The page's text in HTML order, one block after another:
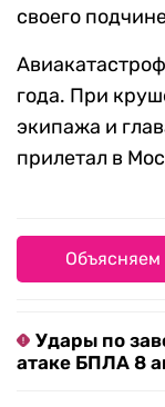
своего
года. При
экипажа и
прилетал в
Объясняем
Удары по
атаке БПЛА 8